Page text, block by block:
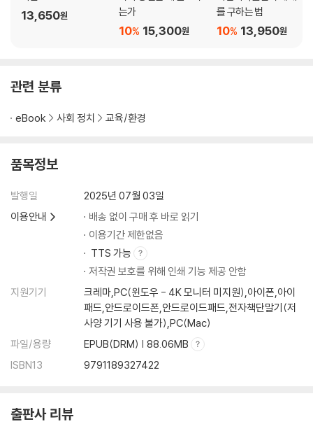
13,650원
는가
15,300원
10%
를 구하는 법
13,950원
10%
관련 분류
eBook 사회 정치 교육/환경
품목정보
발행일
2025년 07월 03일
이용안내
배송 없이 구매 후 바로 읽기
이용기간 제한없음
TTS 가능
저작권 보호를 위해 인쇄 기능 제공 안함
지원기기
크레마,PC(윈도우 - 4K 모니터 미지원),아이폰,아이
패드,안드로이드폰,안드로이드패드,전자책단말기(저
사양 기기 사용 불가),PC(Mac)
파일/용량
EPUB(DRM) | 88.06MB
ISBN13
9791189327422
출판사 리뷰